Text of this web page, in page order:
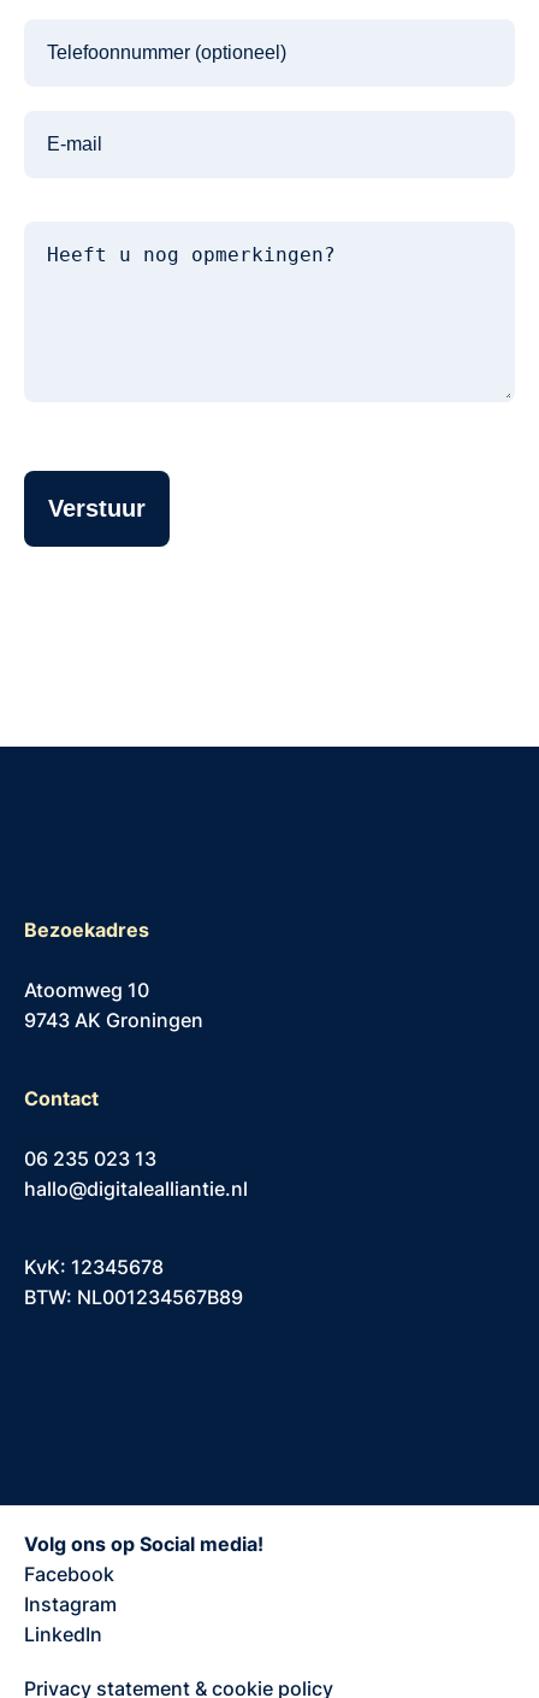
Bezoekadres
Atoomweg 10
9743 AK Groningen
Contact
06 235 023 13
hallo@digitalealliantie.nl
KvK: 12345678
BTW: NL001234567B89
Volg ons op Social media!
Facebook
Instagram
LinkedIn
Privacy statement & cookie policy